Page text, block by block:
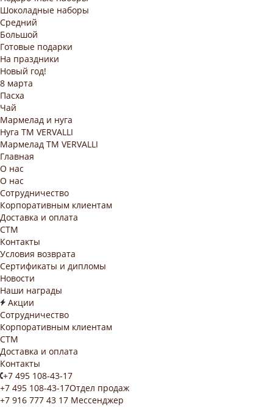
Шоколадные наборы
Средний
Большой
Готовые подарки
На праздники
Новый год!
8 марта
Пасха
Чай
Мармелад и нуга
Нуга ТМ VERVALLI
Мармелад ТМ VERVALLI
Главная
О нас
О нас
Сотрудничество
Корпоративным клиентам
Доставка и оплата
СТМ
Контакты
Условия возврата
Сертификаты и дипломы
Новости
Наши награды
Акции
Сотрудничество
Корпоративным клиентам
СТМ
Доставка и оплата
Контакты
+7 495 108-43-17
+7 495 108-43-17Отдел продаж
+7 916 777 43 17 Мессенджер